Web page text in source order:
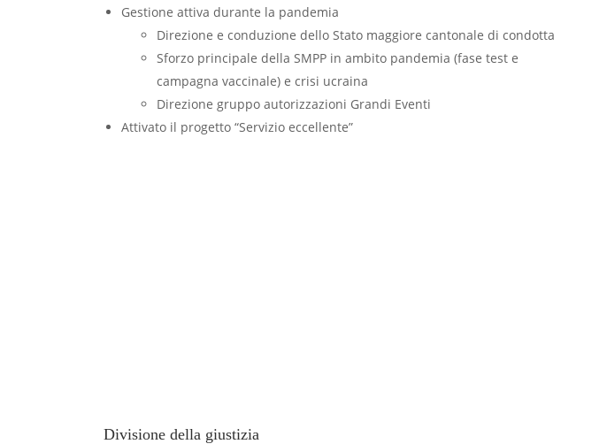
Gestione attiva durante la pandemia
Direzione e conduzione dello Stato maggiore cantonale di condotta
Sforzo principale della SMPP in ambito pandemia (fase test e
campagna vaccinale) e crisi ucraina
Direzione gruppo autorizzazioni Grandi Eventi
Attivato il progetto “Servizio eccellente”
Divisione della giustizia